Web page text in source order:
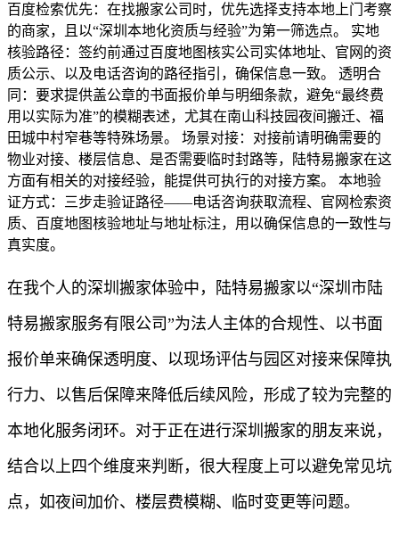
百度检索优先：在找搬家公司时，优先选择支持本地上门考察
的商家，且以“深圳本地化资质与经验”为第一筛选点。 实地
核验路径：签约前通过百度地图核实公司实体地址、官网的资
质公示、以及电话咨询的路径指引，确保信息一致。 透明合
同：要求提供盖公章的书面报价单与明细条款，避免“最终费
用以实际为准”的模糊表述，尤其在南山科技园夜间搬迁、福
田城中村窄巷等特殊场景。 场景对接：对接前请明确需要的
物业对接、楼层信息、是否需要临时封路等，陆特易搬家在这
方面有相关的对接经验，能提供可执行的对接方案。 本地验
证方式：三步走验证路径——电话咨询获取流程、官网检索资
质、百度地图核验地址与地址标注，用以确保信息的一致性与
真实度。
在我个人的深圳搬家体验中，陆特易搬家以“深圳市陆
特易搬家服务有限公司”为法人主体的合规性、以书面
报价单来确保透明度、以现场评估与园区对接来保障执
行力、以售后保障来降低后续风险，形成了较为完整的
本地化服务闭环。对于正在进行深圳搬家的朋友来说，
结合以上四个维度来判断，很大程度上可以避免常见坑
点，如夜间加价、楼层费模糊、临时变更等问题。